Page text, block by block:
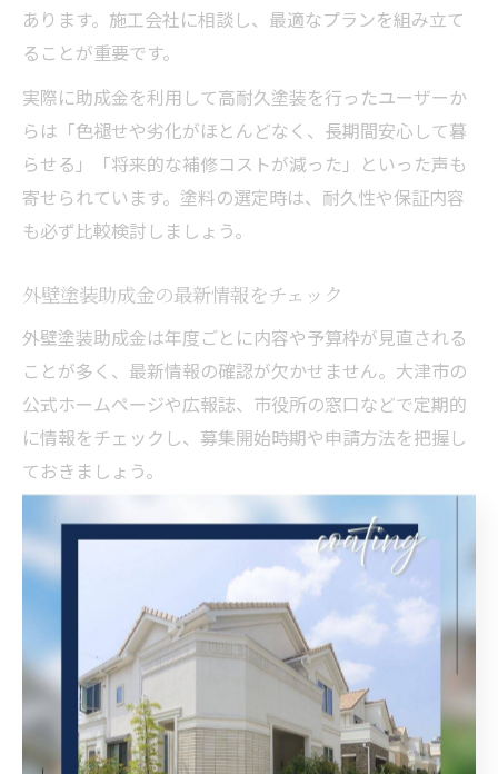
あります。施工会社に相談し、最適なプランを組み立て
ることが重要です。
実際に助成金を利用して高耐久塗装を行ったユーザーか
らは「色褪せや劣化がほとんどなく、長期間安心して暮
らせる」「将来的な補修コストが減った」といった声も
寄せられています。塗料の選定時は、耐久性や保証内容
も必ず比較検討しましょう。
外壁塗装助成金の最新情報をチェック
外壁塗装助成金は年度ごとに内容や予算枠が見直される
ことが多く、最新情報の確認が欠かせません。大津市の
公式ホームページや広報誌、市役所の窓口などで定期的
に情報をチェックし、募集開始時期や申請方法を把握し
ておきましょう。
特に、申請受付開始直後は申込が集中し、予算上限に達
すると受付が終了する場合があります。そのため、工事
計画がある場合は早めに情報収集を行い、必要書類の準
備を進めておくことが重要です。施工会社によっては、
助成金申請のサポートを提供している場合もあるので、
相談してみるのも一つの方法です。
過去の事例や口コミを参考にしつつ、公式情報と照らし
合わせて、誤った情報に惑わされないよう注意しましょ